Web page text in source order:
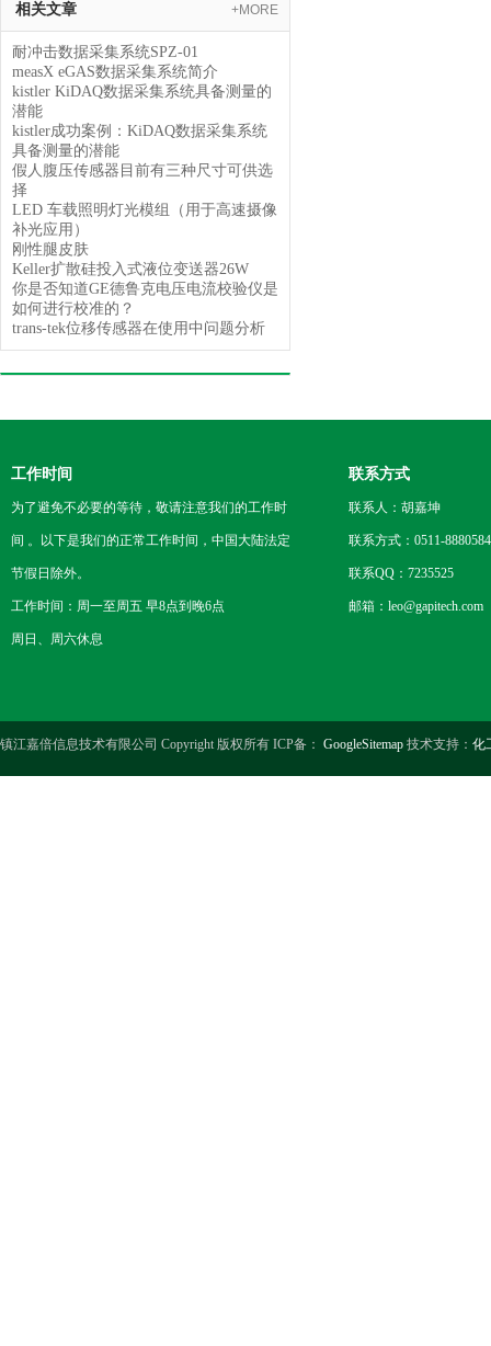
相关文章 +MORE
耐冲击数据采集系统SPZ-01
measX eGAS数据采集系统简介
kistler KiDAQ数据采集系统具备测量的
潜能
kistler成功案例：KiDAQ数据采集系统
具备测量的潜能
假人腹压传感器目前有三种尺寸可供选
择
LED 车载照明灯光模组（用于高速摄像
补光应用）
刚性腿皮肤
Keller扩散硅投入式液位变送器26W
你是否知道GE德鲁克电压电流校验仪是
如何进行校准的？
trans-tek位移传感器在使用中问题分析
工作时间
为了避免不必要的等待，敬请注意我们的工作时
间 。以下是我们的正常工作时间，中国大陆法定
节假日除外。
工作时间：周一至周五 早8点到晚6点
周日、周六休息
联系方式
联系人：胡嘉坤
联系方式：0511-
联系QQ：7235525
邮箱：leo@gapitech.com
镇江嘉倍信息技术有限公司 Copyright 版权所有 ICP备： GoogleSitemap 技术支持： 化